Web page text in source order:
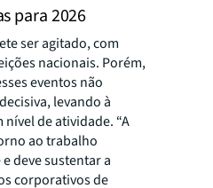
para 2026
ser agitado, com
nacionais. Porém,
eventos não
levando à
de atividade. “A
ao trabalho
deve sustentar a
corporativos de